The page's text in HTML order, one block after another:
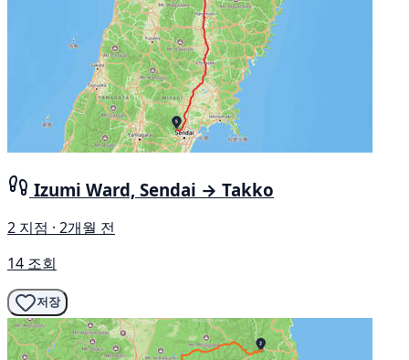
Izumi Ward, Sendai → Takko
2 지점 · 2개월 전
14 조회
저장